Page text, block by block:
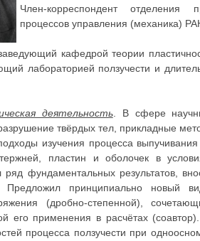
Член-корреспондент
процессов управления (механика)
кафедрой теории
лабораторией ползучести и
деятельность. В сфере
твёрдых тел, прикладные
изучения процесса
пластин и оболочек в
ряд фундаментальных результатов,
Предложил принципиально новый
(дробно-степенной),
его применения в расчётах
процесса ползучести при